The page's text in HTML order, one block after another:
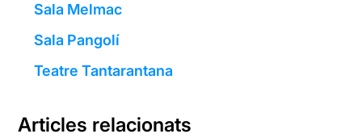
Sala Melmac
Sala Pangolí
Teatre Tantarantana
Articles relacionats